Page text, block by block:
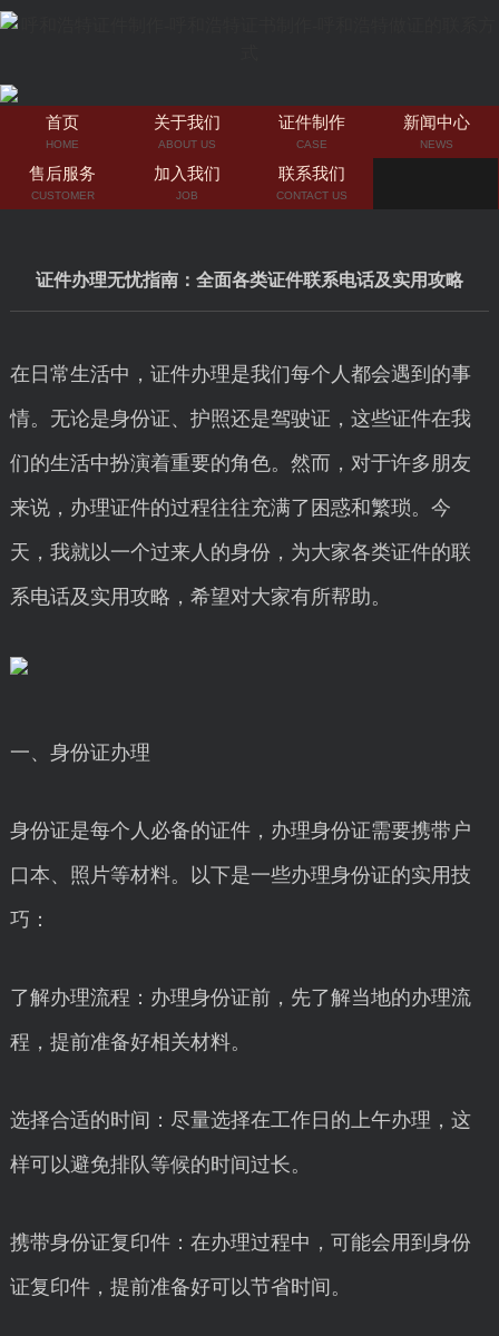
首页
HOME
关于我们
ABOUT US
证件制作
CASE
新闻中心
NEWS
售后服务
CUSTOMER
加入我们
JOB
联系我们
CONTACT US
证件办理无忧指南：全面各类证件联系电话及实用攻略
在日常生活中，证件办理是我们每个人都会遇到的事
情。无论是身份证、护照还是驾驶证，这些证件在我
们的生活中扮演着重要的角色。然而，对于许多朋友
来说，办理证件的过程往往充满了困惑和繁琐。今
天，我就以一个过来人的身份，为大家各类证件的联
系电话及实用攻略，希望对大家有所帮助。
一、身份证办理
身份证是每个人必备的证件，办理身份证需要携带户
口本、照片等材料。以下是一些办理身份证的实用技
巧：
了解办理流程：办理身份证前，先了解当地的办理流
程，提前准备好相关材料。
选择合适的时间：尽量选择在工作日的上午办理，这
样可以避免排队等候的时间过长。
携带身份证复印件：在办理过程中，可能会用到身份
证复印件，提前准备好可以节省时间。